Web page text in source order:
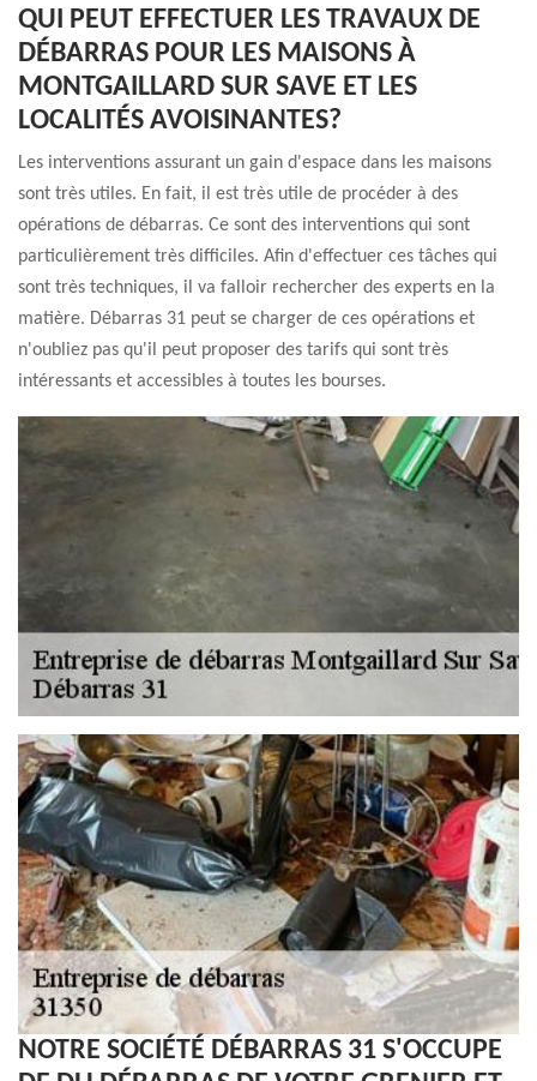
QUI PEUT EFFECTUER LES TRAVAUX DE
DÉBARRAS POUR LES MAISONS À
MONTGAILLARD SUR SAVE ET LES
LOCALITÉS AVOISINANTES?
Les interventions assurant un gain d'espace dans les maisons
sont très utiles. En fait, il est très utile de procéder à des
opérations de débarras. Ce sont des interventions qui sont
particulièrement très difficiles. Afin d'effectuer ces tâches qui
sont très techniques, il va falloir rechercher des experts en la
matière. Débarras 31 peut se charger de ces opérations et
n'oubliez pas qu'il peut proposer des tarifs qui sont très
intéressants et accessibles à toutes les bourses.
NOTRE SOCIÉTÉ DÉBARRAS 31 S'OCCUPE